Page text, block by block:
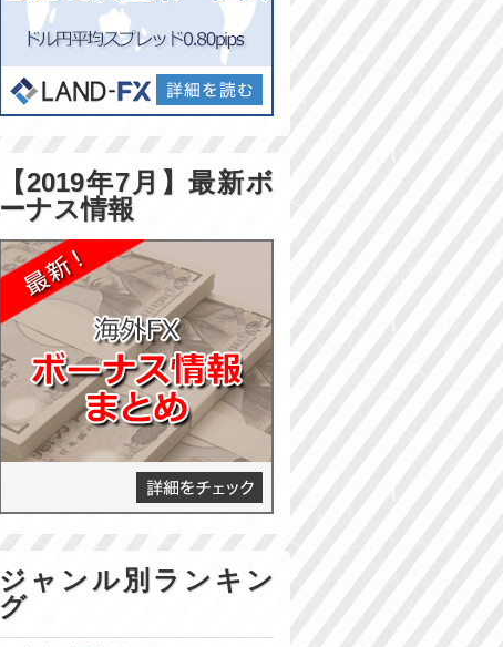
【2019年7月】最新ボ
ーナス情報
ジャンル別ランキン
グ